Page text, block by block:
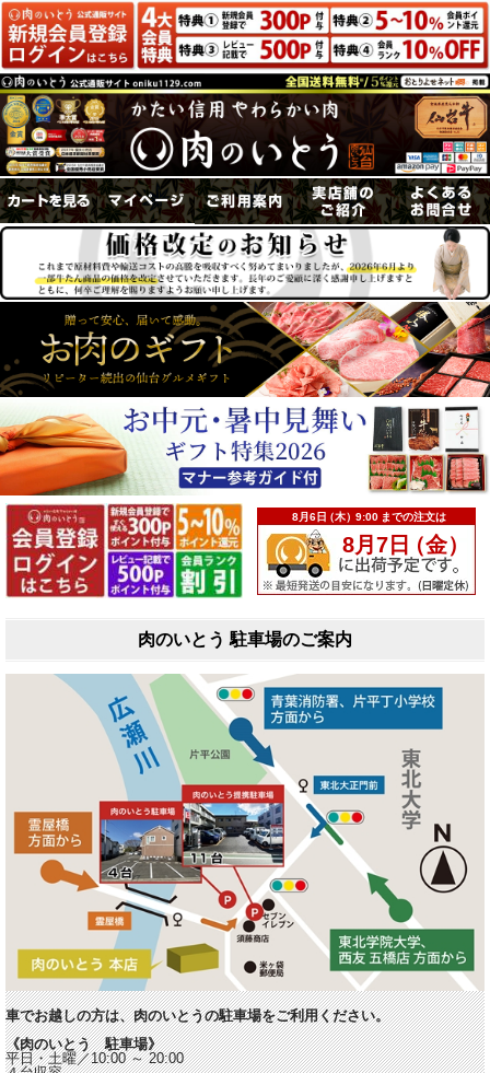
肉のいとう 駐車場のご案内
車でお越しの方は、肉のいとうの駐車場をご利用ください。
《肉のいとう 駐車場》
平日・土曜／10:00 ～ 20:00